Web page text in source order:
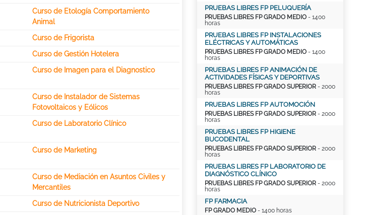
Curso de Etología Comportamiento
Animal
Curso de Frigorista
Curso de Gestión Hotelera
Curso de Imagen para el Diagnostico
Curso de Instalador de Sistemas
Fotovoltaicos y Eólicos
Curso de Laboratorio Clínico
Curso de Marketing
Curso de Mediación en Asuntos Civiles y
Mercantiles
Curso de Nutricionista Deportivo
PRUEBAS LIBRES FP PELUQUERÍA
PRUEBAS LIBRES FP GRADO MEDIO - 1400
horas
PRUEBAS LIBRES FP INSTALACIONES
ELÉCTRICAS Y AUTOMÁTICAS
PRUEBAS LIBRES FP GRADO MEDIO - 1400
horas
PRUEBAS LIBRES FP ANIMACIÓN DE
ACTIVIDADES FÍSICAS Y DEPORTIVAS
PRUEBAS LIBRES FP GRADO SUPERIOR - 2000
horas
PRUEBAS LIBRES FP AUTOMOCIÓN
PRUEBAS LIBRES FP GRADO SUPERIOR - 2000
horas
PRUEBAS LIBRES FP HIGIENE
BUCODENTAL
PRUEBAS LIBRES FP GRADO SUPERIOR - 2000
horas
PRUEBAS LIBRES FP LABORATORIO DE
DIAGNÓSTICO CLÍNICO
PRUEBAS LIBRES FP GRADO SUPERIOR - 2000
horas
FP FARMACIA
FP GRADO MEDIO - 1400 horas